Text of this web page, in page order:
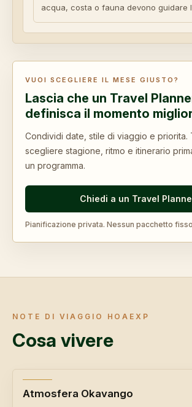
acqua, costa o fauna devono guidare
VUOI SCEGLIERE IL MESE GIUSTO?
Lascia che un Travel
definisca il momento
Condividi date, stile di viaggio e priorita.
scegliere stagione, ritmo e itinerario
un programma.
Chiedi a un Travel
Pianificazione privata. Nessun pacchetto
NOTE DI VIAGGIO HOAEXP
Cosa vivere
Atmosfera Okavango